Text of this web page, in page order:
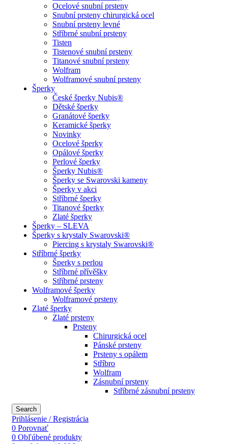
Ocelové snubní prsteny
Snubní prsteny chirurgická ocel
Snubní prsteny levné
Stříbrné snubní prsteny
Tisten
Tistenové snubní prsteny
Titanové snubní prsteny
Wolfram
Wolframové snubní prsteny
Šperky
České šperky Nubis®
Dětské šperky
Granátové šperky
Keramické šperky
Novinky
Ocelové šperky
Opálové šperky
Perlové šperky
Šperky Nubis®
Šperky se Swarovski kameny
Šperky v akci
Stříbrné šperky
Titanové šperky
Zlaté šperky
Šperky – SLEVA
Šperky s krystaly Swarovski®
Piercing s krystaly Swarovski®
Stříbrné šperky
Šperky s perlou
Stříbrné přívěšky
Stříbrné prsteny
Wolframové šperky
Wolframové prsteny
Zlaté šperky
Zlaté prsteny
Prsteny
Chirurgická ocel
Pánské prsteny
Prsteny s opálem
Stříbro
Wolfram
Zásnubní prsteny
Stříbrné zásnubní prsteny
Search
Prihlásenie / Registrácia
0 Porovnať
0 Obľúbené produkty